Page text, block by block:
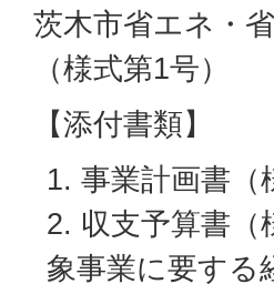
茨木市省エネ・
（様式第1号）
【添付書類】
事業計画書（
収支予算書（
象事業に要する